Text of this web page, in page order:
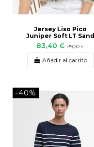
Jersey Liso Pico
Juniper Soft LT Sand
83,40 € 139,00 €
Añadir al carrito
-40%